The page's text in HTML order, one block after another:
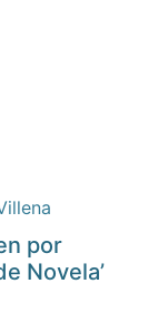
por
Novela’